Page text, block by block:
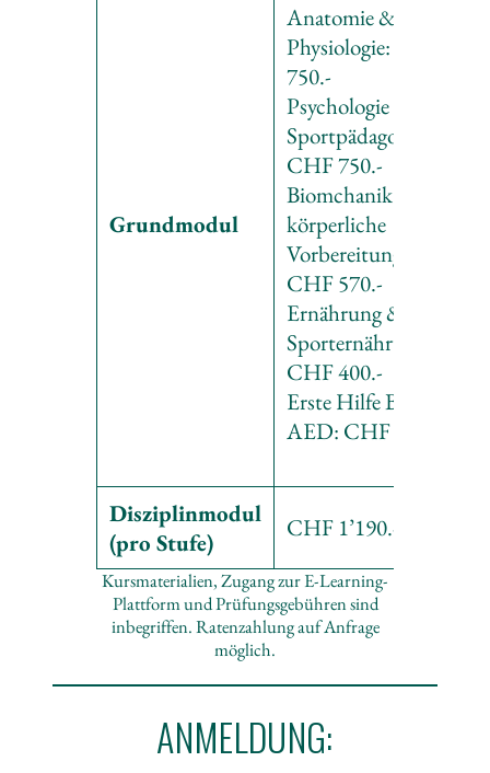
Grundmodul
Anatomie &
Physiologie: CHF
750.-
Psychologie &
Sportpädagogik:
CHF 750.-
Biomchanik &
körperliche
Vorbereitung:
CHF 570.-
Ernährung &
Sporternährung:
CHF 400.-
Erste Hilfe BLS-
AED: CHF 200.-
Disziplinmodul
(pro Stufe)
CHF 1’190.-
Kursmaterialien, Zugang zur E-Learning-
Plattform und Prüfungsgebühren sind
inbegriffen. Ratenzahlung auf Anfrage
möglich.
ANMELDUNG: